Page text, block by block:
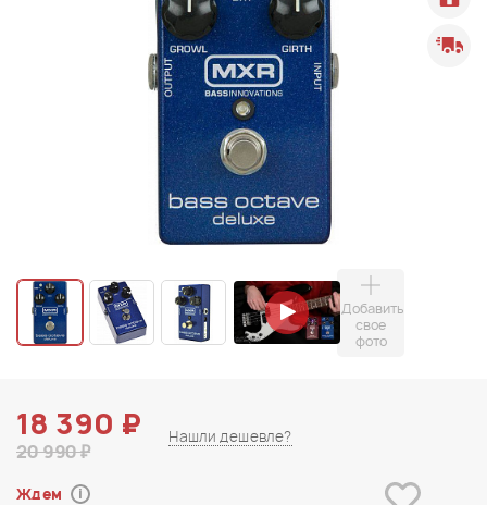
Добавить
свое
фото
18 390 ₽
20 990 ₽
Нашли дешевле?
Ждем i